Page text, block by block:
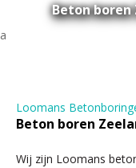
Beton boren
Loomans
Beton boren
Wij zijn Loomans